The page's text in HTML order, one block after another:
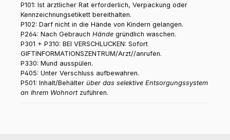
P101: Ist ärztlicher Rat erforderlich, Verpackung oder
Kennzeichnungsetikett bereithalten.
P102: Darf nicht in die Hände von Kindern gelangen.
P264: Nach Gebrauch Hände gründlich waschen.
P301 + P310: BEI VERSCHLUCKEN: Sofort
GIFTINFORMATIONSZENTRUM/Arzt//anrufen.
P330: Mund ausspülen.
P405: Unter Verschluss aufbewahren.
P501: Inhalt/Behälter über das selektive Entsorgungssystem
an Ihrem Wohnortzuführen.